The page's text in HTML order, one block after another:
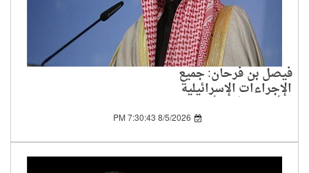
فيصل بن فرحان: جميع
الإجراءات الإسرائيلية
الأحادية في الأراضي
الفلسطينية باطلة 8/5/2026 7:30:43 PM